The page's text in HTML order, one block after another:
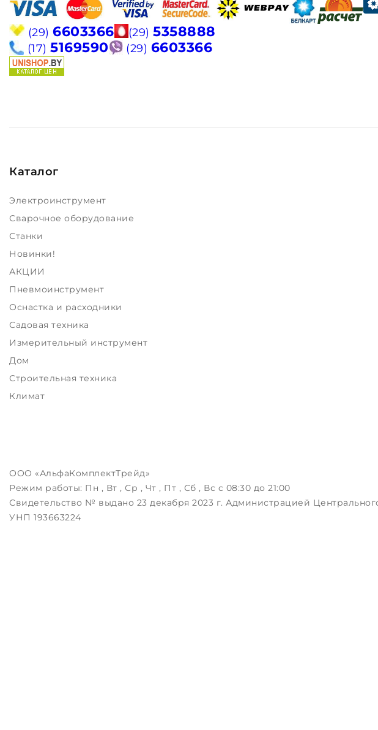
(29) 6603366 (29) 5358888
(17) 5169590 (29) 6603366
Каталог
Электроинструмент
Сварочное оборудование
Станки
Новинки!
АКЦИИ
Пневмоинструмент
Оснастка и расходники
Садовая техника
Измерительный инструмент
Дом
Строительная техника
Климат
ООО «АльфаКомплектТрейд»
Режим работы: Пн , Вт , Ср , Чт , Пт , Сб , Вс c 08:30 до 21:00
Свидетельство № выдано 23 декабря 2023 г. Администрацией
УНП 193663224